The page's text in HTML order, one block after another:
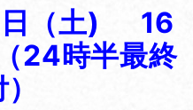
日（土) 16
時半最終